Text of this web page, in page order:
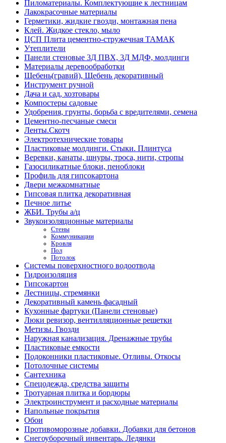
Пиломатериалы. Комплектующие к лестницам
Лакокрасочные материалы
Герметики, жидкие гвозди, монтажная пена
Клей. Жидкое стекло, мыло
ЦСП Плита цементно-стружечная ТАМАК
Утеплители
Панели стеновые 3Д ПВХ, 3Д МДФ, молдинги
Материалы деревообработки
Щебень(гравий), Щебень декоративный
Инструмент ручной
Дача и сад, хозтовары
Компостеры садовые
Удобрения, грунты, борьба с вредителями, семена
Цементно-песчаные смеси
Ленты.Скотч
Электротехнические товары
Пластиковые молдинги. Стыки. Плинтуса
Веревки, канаты, шнуры, троса, нити, стропы
Газосиликатные блоки, пеноблоки
Профиль для гипсокартона
Двери межкомнатные
Гипсовая плитка декоративная
Печное литье
ЖБИ. Трубы а/ц
Звукоизоляционные материалы
Стены
Коммуникации
Кровля
Пол
Потолок
Системы поверхностного водоотвода
Гидроизоляция
Гипсокартон
Лестницы, стремянки
Декоративный камень фасадный
Кухонные фартуки (Панели стеновые)
Люки ревизор, вентилляционные решетки
Метизы. Гвозди
Наружная канализация. Дренажные трубы
Пластиковые емкости
Подоконники пластиковые. Отливы. Откосы
Потолочные системы
Сантехника
Спецодежда, средства защиты
Тротуарная плитка и бордюры
Электроинструмент и расходные материалы
Напольные покрытия
Обои
Противоморозные добавки. Добавки для бетонов
Снегоуборочный инвентарь. Ледянки